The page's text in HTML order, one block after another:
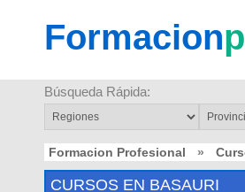
Formacion
Búsqueda Rápida:
Formacion Profesional »
CURSOS EN BASAURI